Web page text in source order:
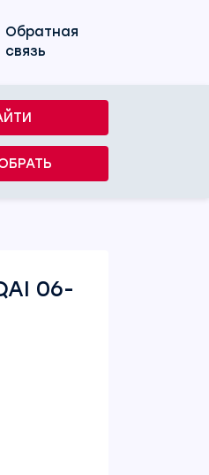
Обратная
связь
06-